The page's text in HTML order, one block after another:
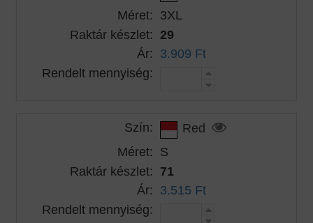
Méret: 3XL
Raktár készlet: 29
Ár: 3.909 Ft
Rendelt mennyiség:
Szín:
Red
Méret: S
Raktár készlet: 71
Ár: 3.515 Ft
Rendelt mennyiség: